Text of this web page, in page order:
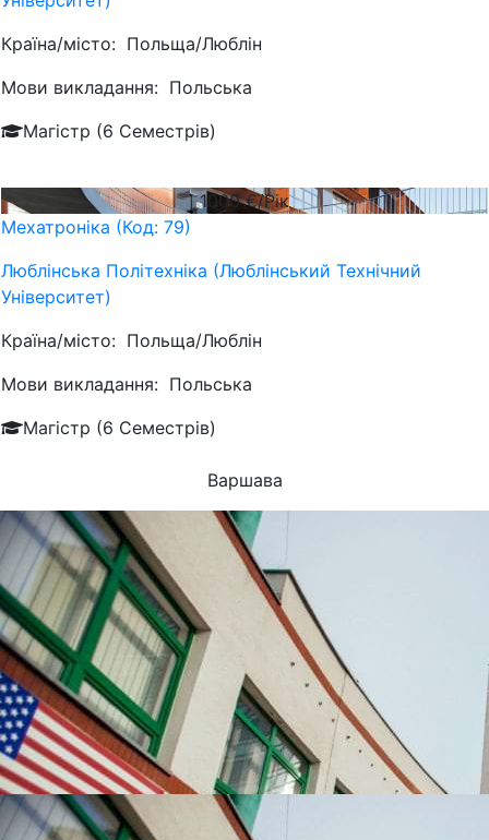
Країна/місто: Польща/Люблін
Мови викладання: Польська
Магістр (6 Семестрів)
1000€/Рік
Мехатроніка (Код: 79)
Люблiнська Політехніка (Люблінський Технічний
Університет)
Країна/місто: Польща/Люблін
Мови викладання: Польська
Магістр (6 Семестрів)
Варшава
УНІВЕРСИТЕТИ, ЯКІ НАЙЧАСТІШЕ ВИБИРАЮТЬ